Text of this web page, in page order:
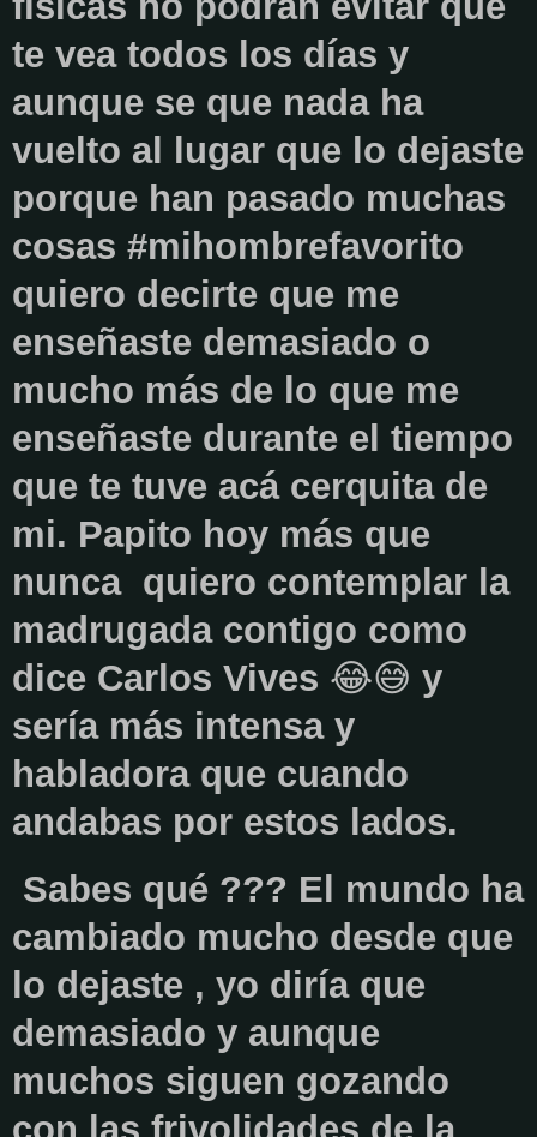
te vea todos los días y
aunque se que nada ha
vuelto al lugar que lo dejaste
porque han pasado muchas
cosas #mihombrefavorito
quiero decirte que me
enseñaste demasiado o
mucho más de lo que me
enseñaste durante el tiempo
que te tuve acá cerquita de
mi. Papito hoy más que
nunca quiero contemplar la
madrugada contigo como
dice Carlos Vives 😂😅 y
sería más intensa y
habladora que cuando
andabas por estos lados.
Sabes qué ??? El mundo ha
cambiado mucho desde que
lo dejaste , yo diría que
demasiado y aunque
muchos siguen gozando